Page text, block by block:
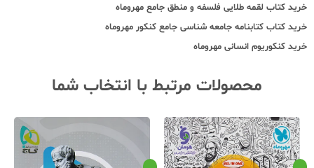
خرید کتاب لقمه طلایی فلسفه و منطق جامع مهروماه
خرید کتاب کتابنامه جامعه شناسی جامع کنکور مهروماه
خرید کنکوریوم انسانی مهروماه
محصولات مرتبط با انتخاب شما